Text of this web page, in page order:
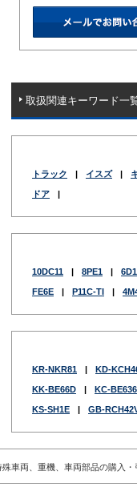
取扱関連キーワード一
トラック | イスズ |
ドア |
10DC11 | 8PE1 |
FE6E | P11C-TI |
KR-NKR81 | KD-
KK-BE66D | KC-BE636
KS-SH1E | GB-
車両、重機、車両部品の購入